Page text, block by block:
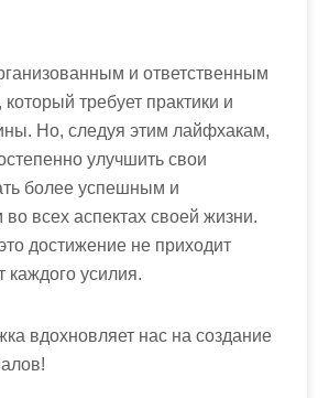
и ответственным
который требует практики и
Но, следуя этим лайфхакам,
улучшить свои
более успешным и
всех аспектах своей жизни.
достижение не приходит
каждого усилия.
вдохновляет нас на создание